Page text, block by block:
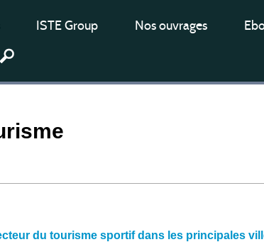
ISTE Group Nos ouvrages
du tourisme sportif dans les principales